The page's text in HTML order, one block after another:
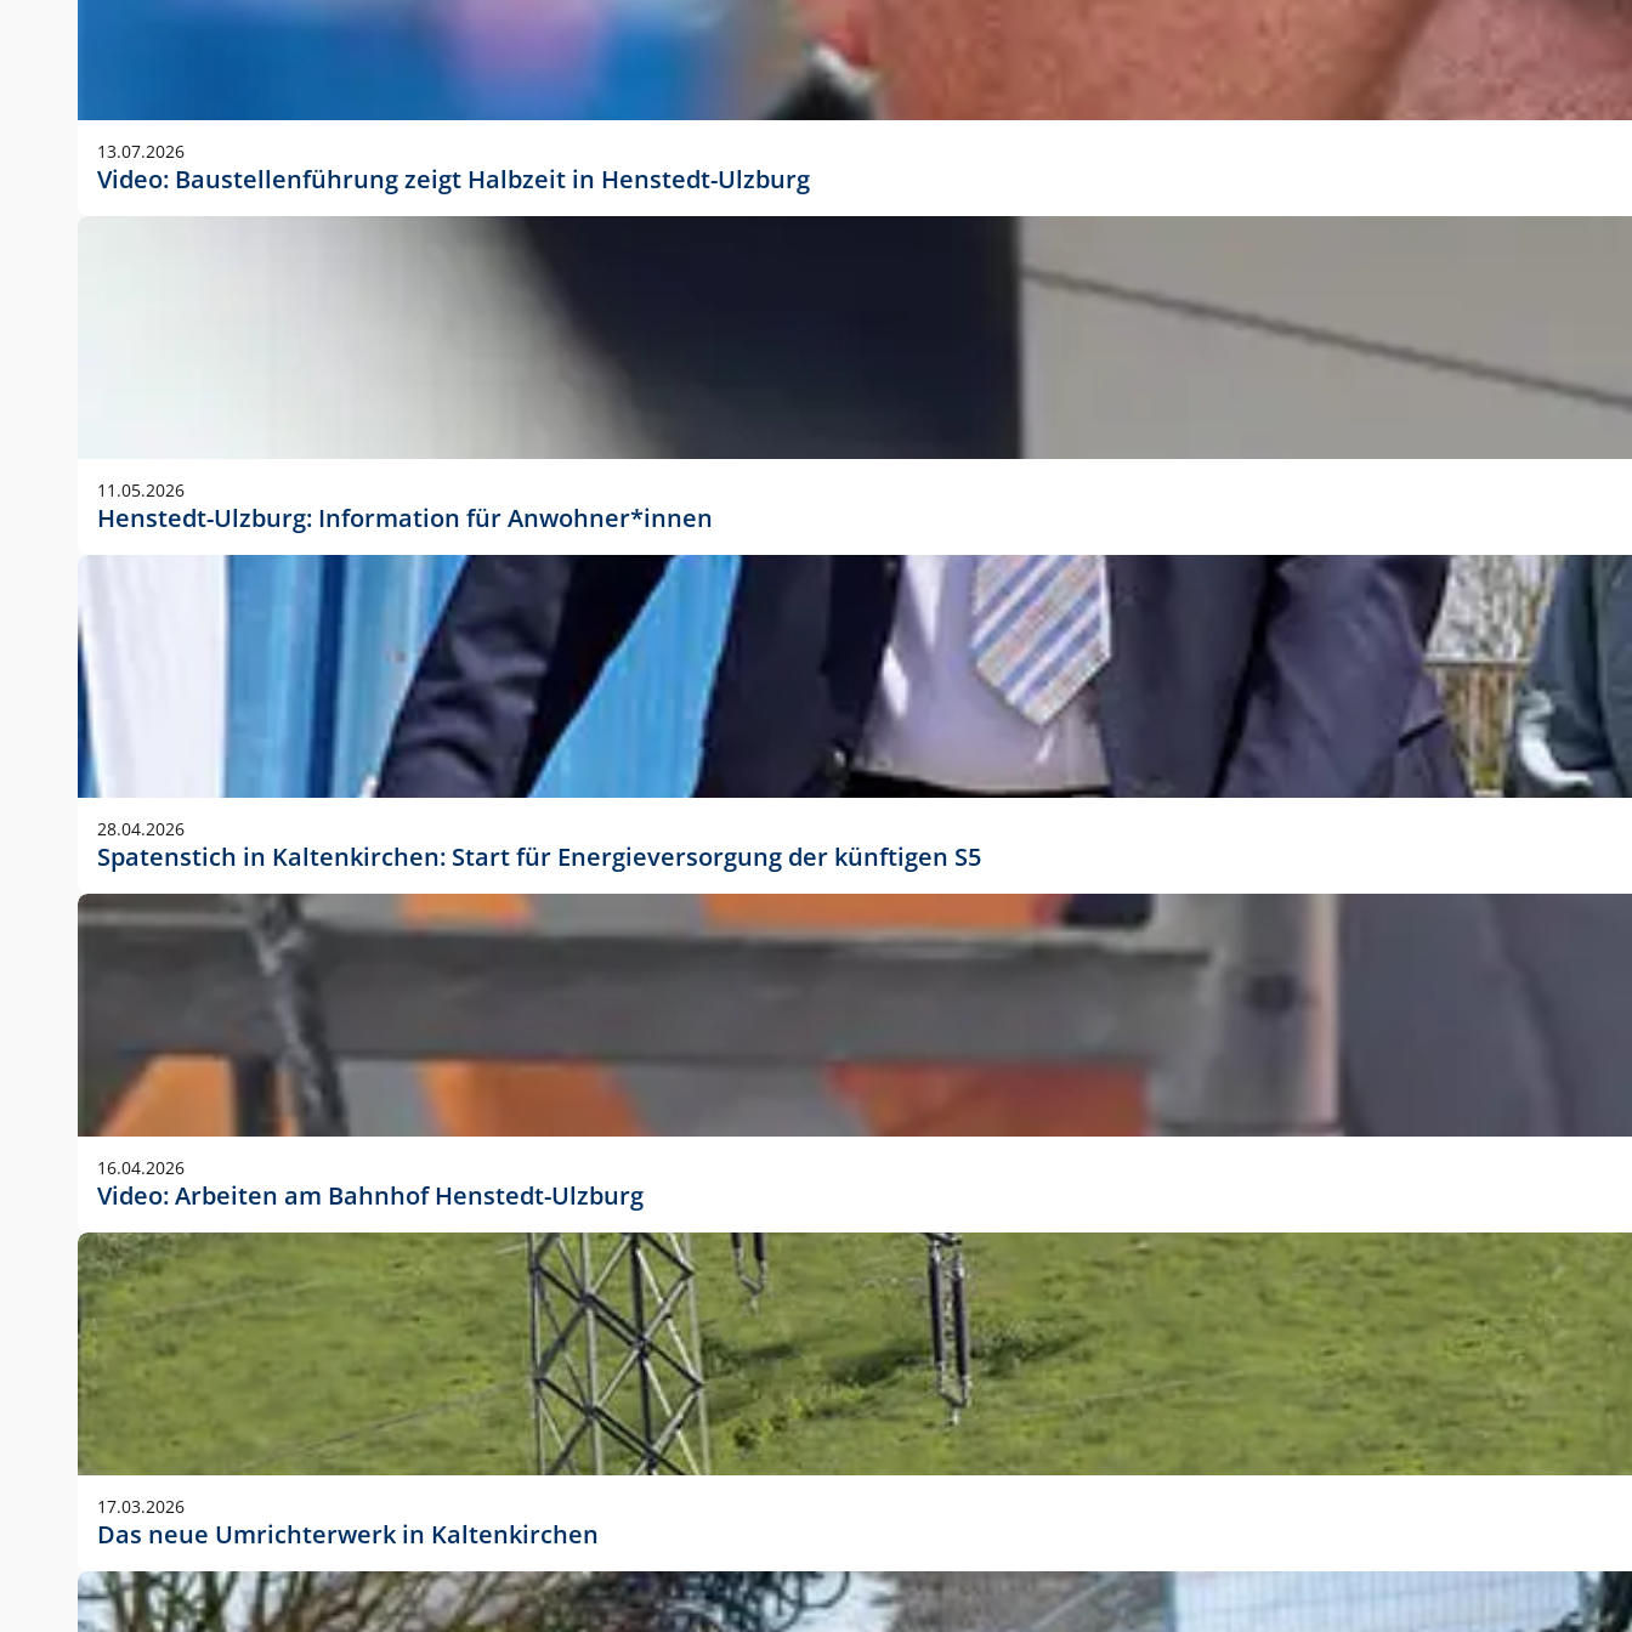
Anwendungsgröße im Layout:
Die Logohöhe beträgt 4 – 10 % der jeweiligen Formathöhe. Daraus ergeben sich für gängige Formate
folgende fest definierte Anwendungsgrößen im Layout:
DIN A3 – 15 mm hoch (5 %)
DIN A1 – 39 mm hoch (5 %)
DIN lang – 10 mm hoch (5 %)
1080 x 1080 px – 78 px hoch (7 %)
In Ausnahmefällen darf das Logo jedoch auch größer oder kleiner gesetzt werden. Dazu bedarf es jedoch
stets der vorherigen Absprache mit der Marketingabteilung.
13.07.2026
Video: Baustellenführung zeigt Halbzeit in Henstedt-Ulzburg
11.05.2026
Henstedt-Ulzburg: Information für Anwohner*innen
28.04.2026
Spatenstich in Kaltenkirchen: Start für Energieversorgung der künftigen S5
16.04.2026
Video: Arbeiten am Bahnhof Henstedt-Ulzburg
17.03.2026
Das neue Umrichterwerk in Kaltenkirchen